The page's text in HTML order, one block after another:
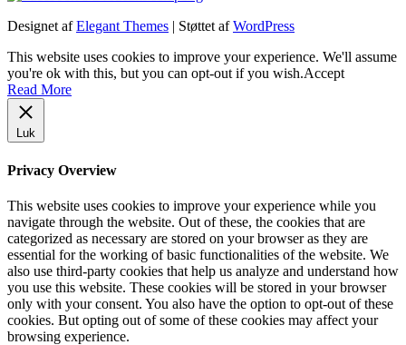
Designet afElegant Themes | Støttet afWordPress
This website uses cookies to improve your experience. We'll assume
you're ok with this, but you can opt-out if you wish.Accept
Read More
Luk
Privacy Overview
This website uses cookies to improve your experience while you
navigate through the website. Out of these, the cookies that are
categorized as necessary are stored on your browser as they are
essential for the working of basic functionalities of the website. We
also use third-party cookies that help us analyze and understand how
you use this website. These cookies will be stored in your browser
only with your consent. You also have the option to opt-out of these
cookies. But opting out of some of these cookies may affect your
browsing experience.